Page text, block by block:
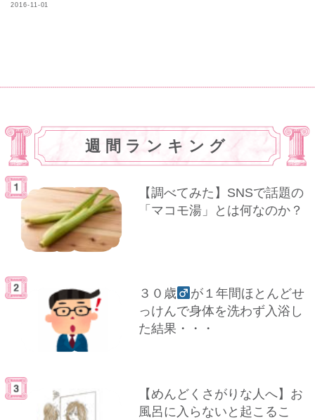
2016-11-01
週間ランキング
【調べてみた】SNSで話題の
「マコモ湯」とは何なのか？
３０歳
が１年間ほとんどせ
っけんで身体を洗わず入浴し
た結果・・・
【めんどくさがりな人へ】お
風呂に入らないと起こるこ